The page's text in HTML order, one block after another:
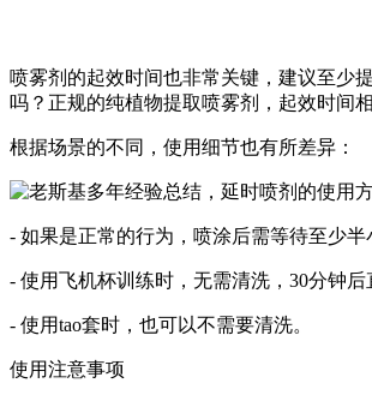
喷雾剂的起效时间也非常关键，建议至少
吗？正规的纯植物提取喷雾剂，起效时间
根据场景的不同，使用细节也有所差异：
- 如果是正常的行为，喷涂后需等待至少
- 使用飞机杯训练时，无需清洗，30分钟后
- 使用tao套时，也可以不需要清洗。
使用注意事项